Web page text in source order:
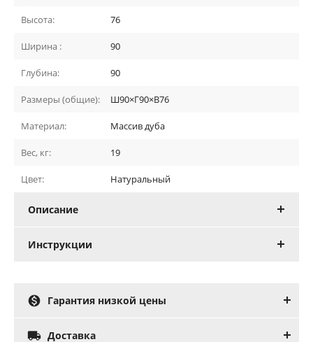
Высота: 76
Ширина : 90
Глубина: 90
Размеры (общие): Ш90×Г90×В76
Материал: Массив дуба
Вес, кг: 19
Цвет: Натуральный
Описание
Инструкции
 Гарантия низкой цены
 Доставка